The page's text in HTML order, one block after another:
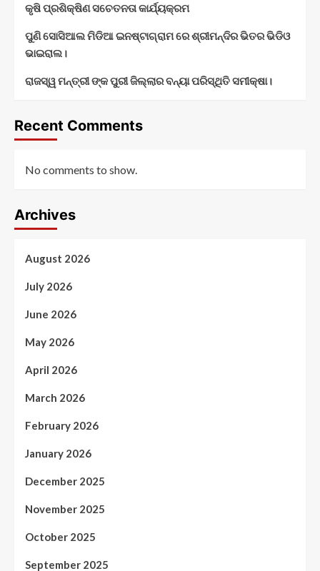
କୃଷି ପ୍ରଶିକ୍ଷିଣ ସଚେତନତା କାର୍ଯ୍ୟକ୍ରମ
ପୁଣି ସୋସିଆଲ ମିଡିଆ ଇନଷ୍ଟାଗ୍ରାମ ରେ ଶ୍ରୀମନ୍ଦିର ଭିତର ଭିଡିଓ
ଭାଇରାଲ।
ରାଜସ୍ୱ ମନ୍ତ୍ରୀ ଙ୍କ ପୁରୀ ଜିଲ୍ଲାର ବନ୍ୟା ପରିସ୍ଥିତି ସମୀକ୍ଷା।
Recent Comments
No comments to show.
Archives
August 2026
July 2026
June 2026
May 2026
April 2026
March 2026
February 2026
January 2026
December 2025
November 2025
October 2025
September 2025